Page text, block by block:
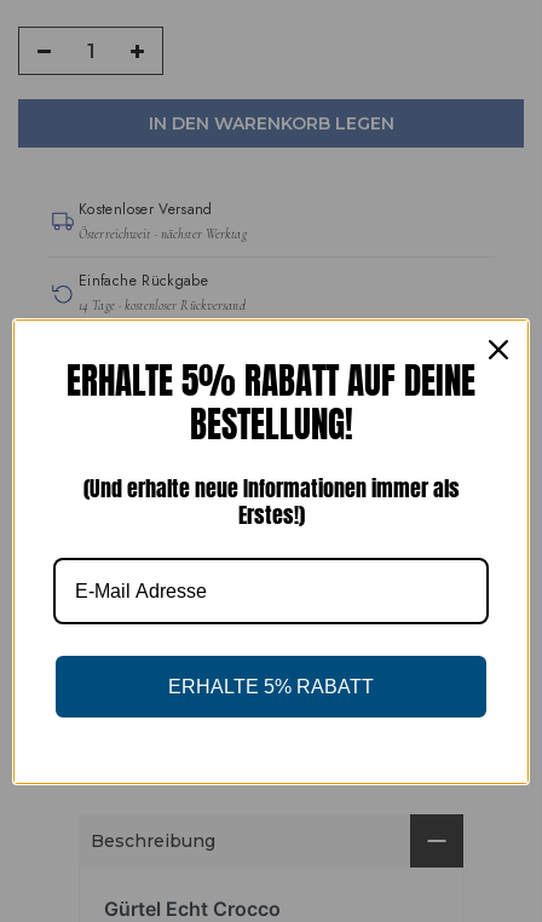
IN DEN WARENKORB LEGEN
Kostenloser Versand
Österreichweit · nächster Werktag
Einfache Rückgabe
14 Tage · kostenloser Rückversand
seit 1989
Abholung verfügbar unterFreisingergasse 1
Gewöhnlich fertig in 24 Stunden
Ladeninformationen anzeigen
Beschreibung
Gürtel Echt Crocco
ERHALTE 5% RABATT AUF DEINE
BESTELLUNG!
(Und erhalte neue Informationen immer als
Erstes!)
ERHALTE 5% RABATT